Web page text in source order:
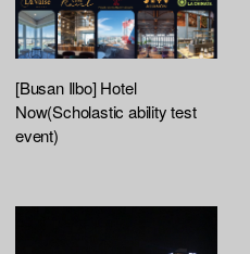
[Busan Ilbo] Hotel
Now(Scholastic ability test
event)